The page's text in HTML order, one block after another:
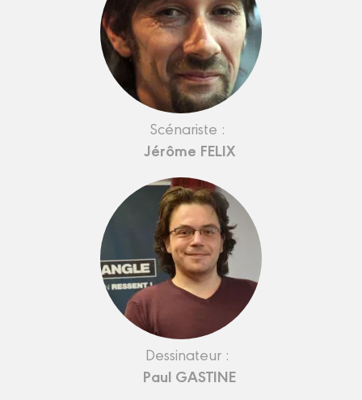
Scénariste :
Jérôme FELIX
Dessinateur :
Paul GASTINE